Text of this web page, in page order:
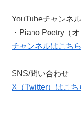
YouTubeチャンネル
・Piano Poetry（
チャンネルはこちら
SNS/問い合わせ
X（Twitter）はこち